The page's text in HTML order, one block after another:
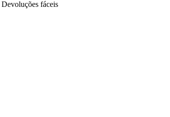
Devoluções fáceis